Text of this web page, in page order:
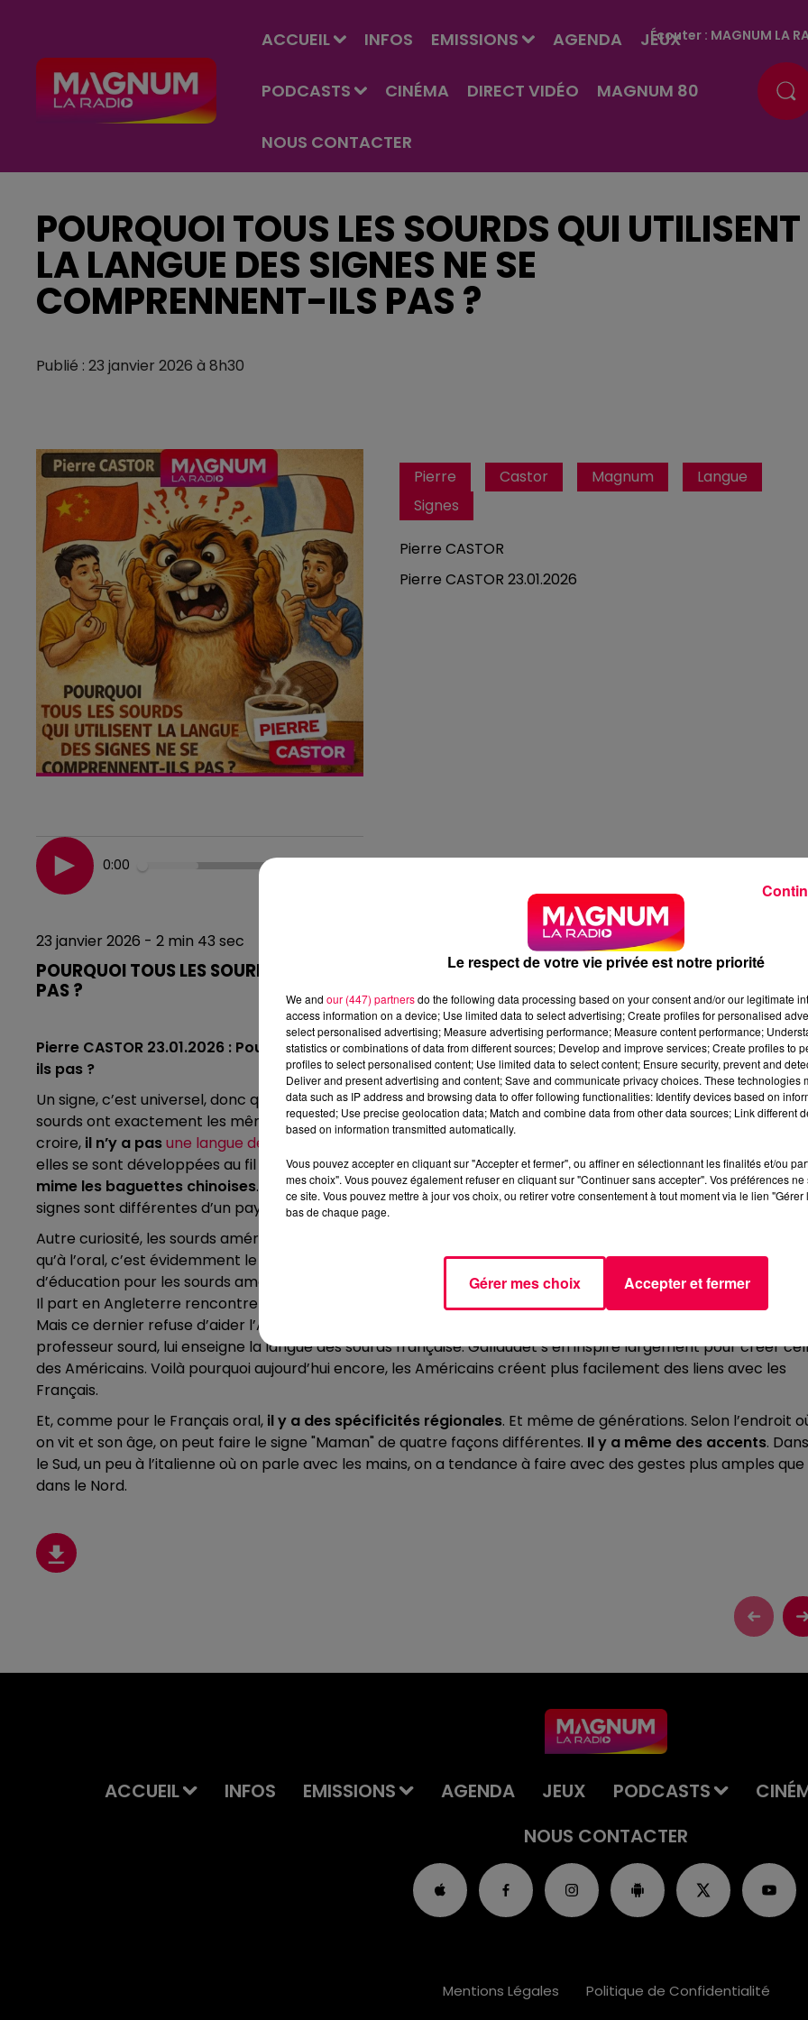
ACCUEIL INFOS EMISSIONS AGENDA JEUX
PODCASTS CINÉMA DIRECT VIDÉO MAGNUM 80
NOUS CONTACTER
Écouter : MAGNUM LA
POURQUOI TOUS LES SOURDS QUI UTILISENT
LA LANGUE DES SIGNES NE SE
COMPRENNENT-ILS PAS ?
Publié : 23 janvier 2026 à 8h30
Pierre Castor Magnum
Langue
Signes
Pierre CASTOR
Pierre CASTOR 23.01.2026
0:00
23 janvier 2026 - 2 min 43 sec
POURQUOI TOUS LES SOURDS QUI UTILISENT LA LANGUE DES SIGNES NE SE COMPRENNENT-ILS
PAS ?
Pierre CASTOR 23.01.2026 : Pourquoi tous les sourds qui utilisent la langue des signes ne se
ils pas ?
Un signe, c’est universel, donc qu’ils soient Chinois ou Français, ils se comprennent. Sauf qu'en réalité, non. Les
sourds ont exactement les mêmes problèmes que les entendants. Car contrairement à ce que nous
croire, il n’y a pasune langue des signes
. Plus d’une centaine sont utilisées dans le monde ! Et
elles se sont développées au fil des siècles. Par exempleau Japon, pour dire "manger", on fait un signe qui
mime les baguettes chinoises. Mais en Occident évidemment, c'est différent ! Voilà pourquoi les langues des
signes sont différentes d’un pays à l’autre.
Autre curiosité, les sourds américains comprennent mieux les sourds français que les sourds britanniques.
qu’à l’oral, c’est évidemment le contraire. La raison est historique. Au début du XIXe siècle, il n’existe pas
d’éducation pour les sourds américains. Thomas Hopkins Gallaudet, un pasteur Américain, décide d’y remédier.
Il part en Angleterre rencontrer Thomas Braidwood qui y a créé la première école pour sourds
germanique
Mais ce dernier refuse d’aider l’Américain, qui continue son voyage et arrive en France où Laurent Clerc, un
professeur sourd, lui enseigne la langue des sourds française. Gallaudet s’en inspire largement pour créer
des Américains. Voilà pourquoi aujourd’hui encore, les Américains créent plus facilement des liens avec les
Français.
Et, comme pour le Français oral, il y a des spécificités régionales. Et même de générations. Selon l’endroit
on vit et son âge, on peut faire le signe "Maman" de quatre façons différentes. Il y a même des accents. Dans
le Sud, un peu à l’italienne où on parle avec les mains, on a tendance à faire avec des gestes plus amples que
dans le Nord.
ACCUEIL INFOS EMISSIONS AGENDA JEUX PODCASTS
NOUS CONTACTER
Mentions Légales Politique de Confidentialité
Le respect de votre vie privée est notre priorité
We and our (447) partnersdo the following data processing based on your consent and/or our legitimate
access information on a device; Use limited data to select advertising; Create profiles for personalised
select personalised advertising; Measure advertising performance; Measure content performance;
statistics or combinations of data from different sources; Develop and improve services; Create profiles to
profiles to select personalised content; Use limited data to select content; Ensure security, prevent and
Deliver and present advertising and content; Save and communicate privacy choices. These technologies
data such as IP address and browsing data to offer following functionalities: Identify devices based on
requested; Use precise geolocation data; Match and combine data from other data sources; Link different
based on information transmitted automatically.
Vous pouvez accepter en cliquant sur "Accepter et fermer", ou affiner en sélectionnant les finalités et/ou
mes choix". Vous pouvez également refuser en cliquant sur "Continuer sans accepter". Vos préférences
ce site. Vous pouvez mettre à jour vos choix, ou retirer votre consentement à tout moment via le lien
bas de chaque page.
Gérer mes choix Accepter et fermer